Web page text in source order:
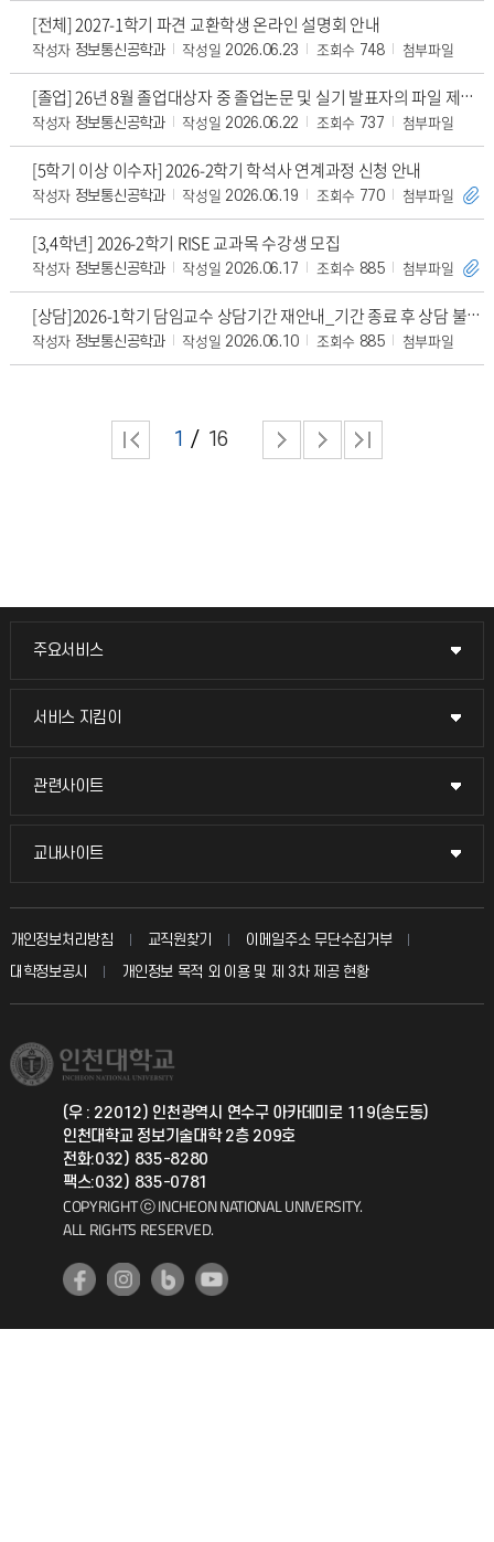
[전체] 2027-1학기 파견 교환학생 온라인 설명회 안내
작성자 정보통신공학과 작성일 2026.06.23 조회수 748 첨부파일
[졸업] 26년 8월 졸업대상자 중 졸업논문 및 실기 발표자의 파일 제출처 정정 안내
작성자 정보통신공학과 작성일 2026.06.22 조회수 737 첨부파일
[5학기 이상 이수자] 2026-2학기 학석사 연계과정 신청 안내
작성자 정보통신공학과 작성일 2026.06.19 조회수 770 첨부파일
[3,4학년] 2026-2학기 RISE 교과목 수강생 모집
작성자 정보통신공학과 작성일 2026.06.17 조회수 885 첨부파일
[상담]2026-1학기 담임교수 상담기간 재안내_기간 종료 후 상담 불가,6/15까지
작성자 정보통신공학과 작성일 2026.06.10 조회수 885 첨부파일
1 16
주요서비스
주요서비스
교무회의방송
입학안내
취업정보(학생)
서비스 지킴이
서비스 지킴이
묻고 답하기
칭찬마당
학생서비스 지킴이
관련사이트
관련사이트
국방헬프콜
총동문회
교내사이트
교내사이트
교수회
교육혁신본부
국제지원과
공자아카데미
기초교육원
개인정보처리방침 교직원찾기
이메일주소 무단수집거부
대학정보공시
개인정보 목적 외 이용 및 제 3차 제공 현황
(우 : 22012) 인천광역시 연수구 아카데미로 119(송도동)
인천대학교 정보기술대학 2층 209호
전화:032) 835-8280
팩스:032) 835-0781
COPYRIGHT ⓒ INCHEON NATIONAL UNIVERSITY.
ALL RIGHTS RESERVED.